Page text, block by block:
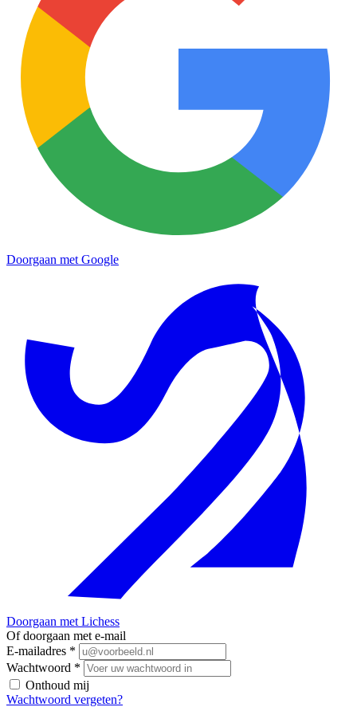
Doorgaan met Google
Doorgaan met Lichess
Of doorgaan met e-mail
E-mailadres *
Wachtwoord *
Onthoud mij
Wachtwoord vergeten?